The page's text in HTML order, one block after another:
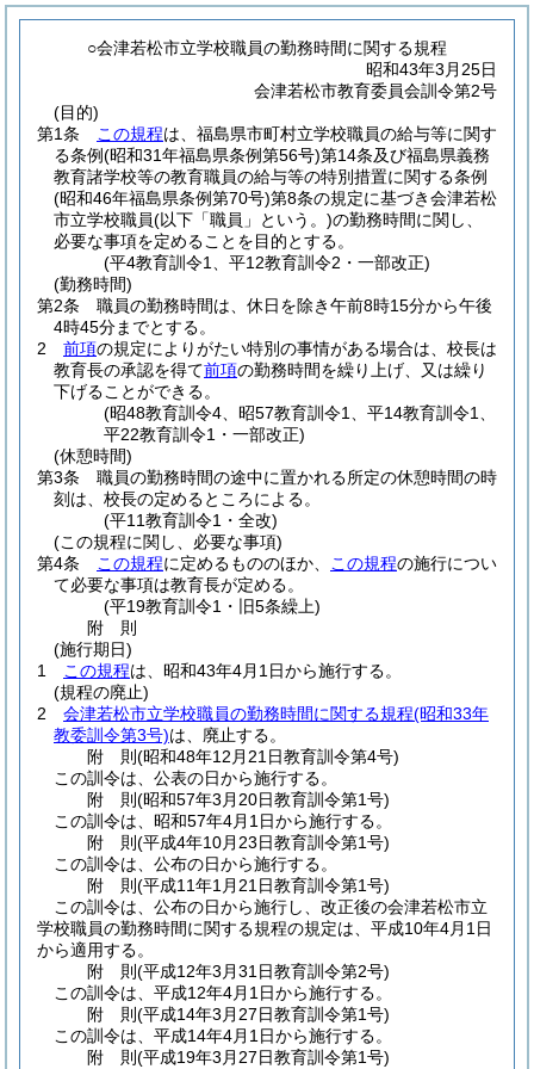
○会津若松市立学校職員の勤務時間に関する規程
昭和43年3月25日
会津若松市教育委員会訓令第2号
(目的)
第1条
この規程は、福島県市町村立学校職員の給与等に関す
る条例(昭和31年福島県条例第56号)第14条及び福島県義務
教育諸学校等の教育職員の給与等の特別措置に関する条例
(昭和46年福島県条例第70号)第8条の規定に基づき会津若松
市立学校職員(以下「職員」という。)の勤務時間に関し、
必要な事項を定めることを目的とする。
(平4教育訓令1、平12教育訓令2・一部改正)
(勤務時間)
第2条
職員の勤務時間は、休日を除き午前8時15分から午後
4時45分までとする。
2
前項の規定によりがたい特別の事情がある場合は、校長は
教育長の承認を得て前項の勤務時間を繰り上げ、又は繰り
下げることができる。
(昭48教育訓令4、昭57教育訓令1、平14教育訓令1、
平22教育訓令1・一部改正)
(休憩時間)
第3条
職員の勤務時間の途中に置かれる所定の休憩時間の時
刻は、校長の定めるところによる。
(平11教育訓令1・全改)
(この規程に関し、必要な事項)
第4条
この規程に定めるもののほか、 この規程の施行につい
て必要な事項は教育長が定める。
(平19教育訓令1・旧5条繰上)
附 則
(施行期日)
1
この規程は、昭和43年4月1日から施行する。
(規程の廃止)
2
会津若松市立学校職員の勤務時間に関する規程(昭和33年
教委訓令第3号)は、廃止する。
附 則(昭和48年12月21日教育訓令第4号)
この訓令は、公表の日から施行する。
附 則(昭和57年3月20日教育訓令第1号)
この訓令は、昭和57年4月1日から施行する。
附 則(平成4年10月23日教育訓令第1号)
この訓令は、公布の日から施行する。
附 則(平成11年1月21日教育訓令第1号)
この訓令は、公布の日から施行し、改正後の会津若松市立
学校職員の勤務時間に関する規程の規定は、平成10年4月1日
から適用する。
附 則(平成12年3月31日教育訓令第2号)
この訓令は、平成12年4月1日から施行する。
附 則(平成14年3月27日教育訓令第1号)
この訓令は、平成14年4月1日から施行する。
附 則(平成19年3月27日教育訓令第1号)